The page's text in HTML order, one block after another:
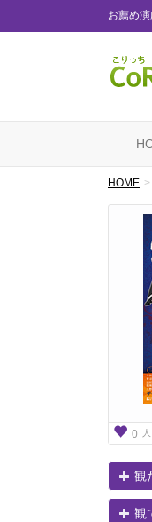
お薦め
HOME
0 人
観
観